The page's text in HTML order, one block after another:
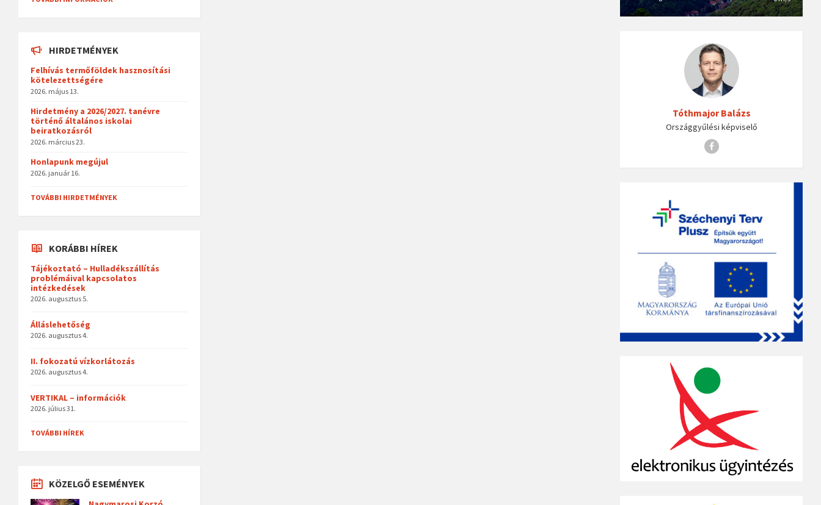
HIRDETMÉNYEK
Felhívás termőföldek hasznosítási
kötelezettségére
2026. május 13.
Hirdetmény a 2026/2027. tanévre
történő általános iskolai
beiratkozásról
2026. március 23.
Honlapunk megújul
2026. január 16.
TOVÁBBI HIRDETMÉNYEK
KORÁBBI HÍREK
Tájékoztató – Hulladékszállítás
problémáival kapcsolatos
intézkedések
2026. augusztus 5.
Álláslehetőség
2026. augusztus 4.
II. fokozatú vízkorlátozás
2026. augusztus 4.
VERTIKAL – információk
2026. július 31.
TOVÁBBI HÍREK
KÖZELGŐ ESEMÉNYEK
Tóthmajor Balázs
Országgyűlési képviselő
Facebook